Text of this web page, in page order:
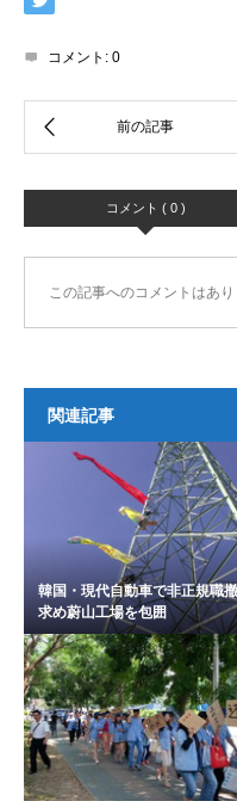
コメント: 0
コメント ( 0 )
この記事へのコメントはあり
関連記事
韓国・現代自動車で非正規職
求め蔚山工場を包囲